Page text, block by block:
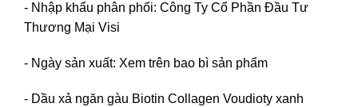
- Nhập khẩu phân phối: Công Ty Cổ Phần Đầu Tư
Thương Mại Visi
- Ngày sản xuất: Xem trên bao bì sản phẩm
- Dầu xả ngăn gàu Biotin Collagen Voudioty xanh